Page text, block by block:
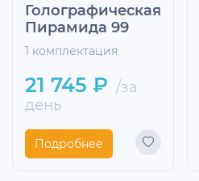
Голографическая
Пирамида 99
1 комплектация
21 745 ₽ /за
день
Подробнее